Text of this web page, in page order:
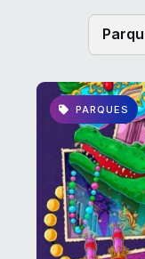
PARQUES